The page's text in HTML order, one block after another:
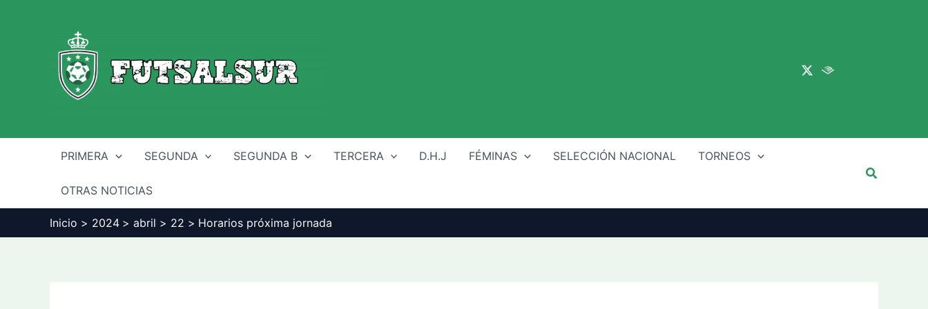
PRIMERA SEGUNDA SEGUNDA B TERCERA D.H.J FÉMINAS SELECCIÓN NACIONAL TORNEOS
OTRAS NOTICIAS
Buscar
Inicio 2024 abril 22 Horarios próxima jornada